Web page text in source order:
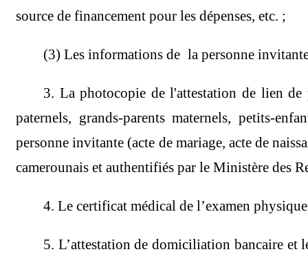
source de financement pour les dépenses, etc. ;
(3) Les informations de la personne
3. La photocopie de l'attestation de lien de
paternels, grands-parents maternels, petits-
personne invitante (acte de mariage, acte de
camerounais et authentifiés par le Ministère des
4. Le certificat médical de l’examen
5. L’attestation de domiciliation bancaire